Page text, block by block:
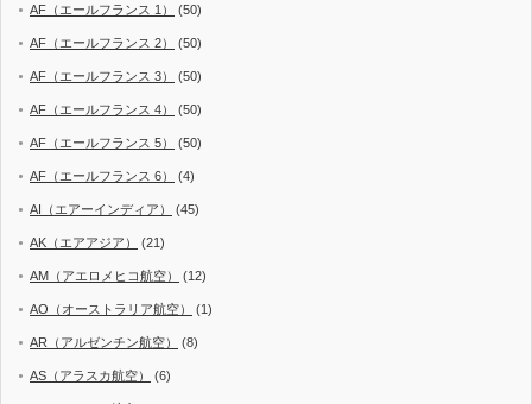
AF（エールフランス 1） (50)
AF（エールフランス 2） (50)
AF（エールフランス 3） (50)
AF（エールフランス 4） (50)
AF（エールフランス 5） (50)
AF（エールフランス 6） (4)
AI（エアーインディア） (45)
AK（エアアジア） (21)
AM（アエロメヒコ航空） (12)
AO（オーストラリア航空） (1)
AR（アルゼンチン航空） (8)
AS（アラスカ航空） (6)